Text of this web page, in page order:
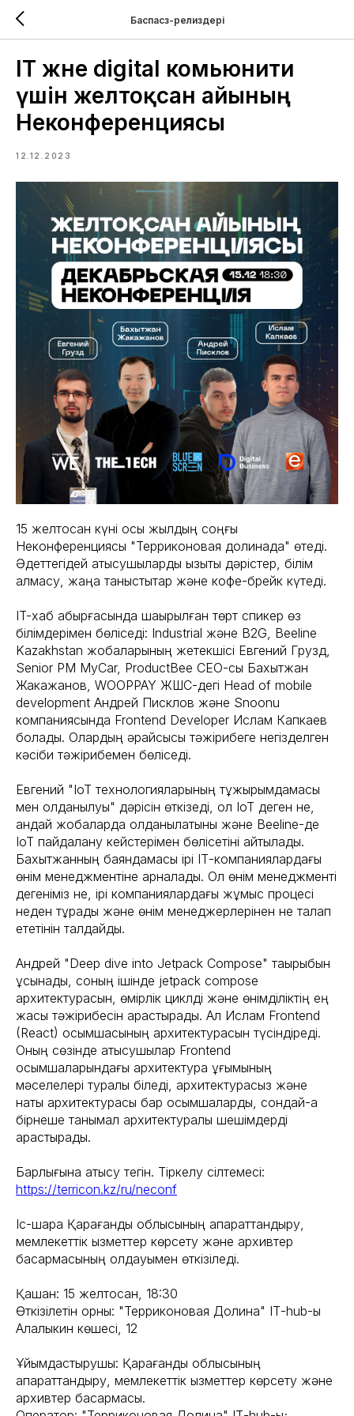
Баспасөз-релиздері
IT және digital комьюнити
үшін желтоқсан айының
Неконференциясы
12.12.2023
15 желтоқсан күні осы жылдың соңғы
Неконференциясы "Терриконовая долинада" өтеді.
Әдеттегідей қатысушыларды қызықты дәрістер, білім
алмасу, жаңа таныстықтар және кофе-брейк күтеді.
IT-хаб қабырғасында шақырылған төрт спикер өз
білімдерімен бөліседі: Industrial және B2G, Beeline
Kazakhstan жобаларының жетекшісі Евгений Грузд,
Senior PM MyCar, ProductBee CEO-сы Бахытжан
Жакажанов, WOOPPAY ЖШС-дегі Head of mobile
development Андрей Писклов және Snoonu
компаниясында Frontend Developer Ислам Капкаев
болады. Олардың әрқайсысы тәжірибеге негізделген
кәсіби тәжірибемен бөліседі.
Евгений "IoT технологияларының тұжырымдамасы
мен қолданылуы" дәрісін өткізеді, ол IoT деген не,
қандай жобаларда қолданылатыны және Beeline-де
IoT пайдалану кейстерімен бөлісетіні айтылады.
Бахытжанның баяндамасы ірі ІТ-компаниялардағы
өнім менеджментіне арналады. Ол өнім менеджменті
дегеніміз не, ірі компаниялардағы жұмыс процесі
неден тұрады және өнім менеджерлерінен не талап
ететінін талдайды.
Андрей "Deep dive into Jetpack Compose" тақырыбын
ұсынады, соның ішінде jetpack compose
архитектурасын, өмірлік циклді және өнімділіктің ең
жақсы тәжірибесін қарастырады. Ал Ислам Frontend
(React) қосымшасының архитектурасын түсіндіреді.
Оның сөзінде қатысушылар Frontend
қосымшаларындағы архитектура ұғымының
мәселелері туралы біледі, архитектурасыз және
нақты архитектурасы бар қосымшаларды, сондай-ақ
бірнеше танымал архитектуралық шешімдерді
қарастырады.
Барлығына қатысу тегін. Тіркелу сілтемесі:
https://terricon.kz/ru/neconf
Іс-шара Қарағанды облысының ақпараттандыру,
мемлекеттік қызметтер көрсету және архивтер
басқармасының қолдауымен өткізіледі.
Қашан: 15 желтоқсан, 18:30
Өткізілетін орны: "Терриконовая Долина" ІТ-hub-ы
Алалыкин көшесі, 12
Ұйымдастырушы: Қарағанды облысының
ақпараттандыру, мемлекеттік қызметтер көрсету және
архивтер басқармасы.